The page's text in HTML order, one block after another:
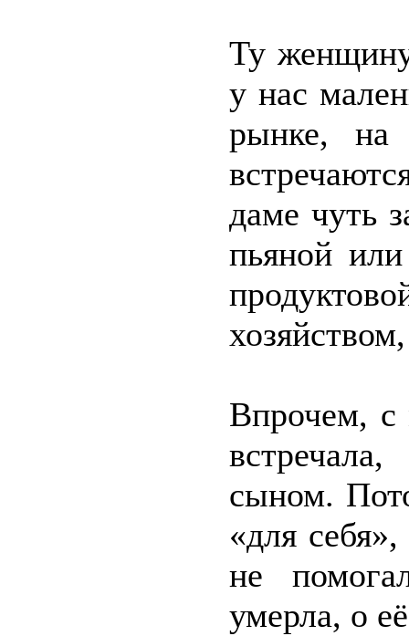
Ту
у нас
рынке, на
даме чуть
пьяной
Впрочем, с
сыном.
«для
не
умерла, о